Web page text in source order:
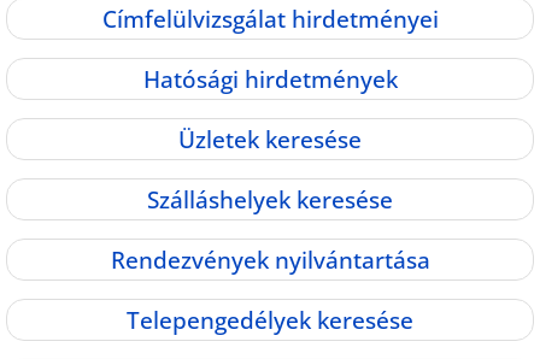
Címfelülvizsgálat hirdetményei
Hatósági hirdetmények
Üzletek keresése
Szálláshelyek keresése
Rendezvények nyilvántartása
Telepengedélyek keresése